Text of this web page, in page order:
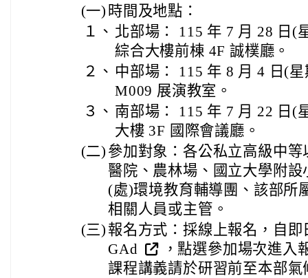
(一) 時間及地點：
１、 北部場： 115 年 7 月 28 日(
綜合大樓前棟 4F 誠樸廳。
２、 中部場： 115 年 8 月 4 日(
M009 展演教室。
３、 南部場： 115 年 7 月 22 日(
大樓 3F 國際會議廳。
(二) 參加對象：各公私立高級中
醫院、農林場、國立大學附
(處)環境教育輔導團、該部所
相關人員或主管。
(三) 報名方式：採線上報名，自
GAd
，點選參加場次進入
課程講義請於研習前至本部